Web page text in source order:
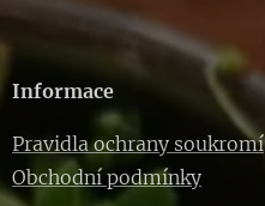
Informace
Pravidla ochrany soukromí
Obchodní podmínky